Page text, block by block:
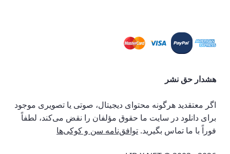
هشدار حق نشر
اگر معتقدید هرگونه محتوای دیجیتال، صوتی یا تصویری موجود
برای دانلود در سایت ما حقوق مؤلفان را نقض می‌کند، لطفاً
فوراً با ما تماس بگیرید. توافق‌نامه سن و کوکی‌ها